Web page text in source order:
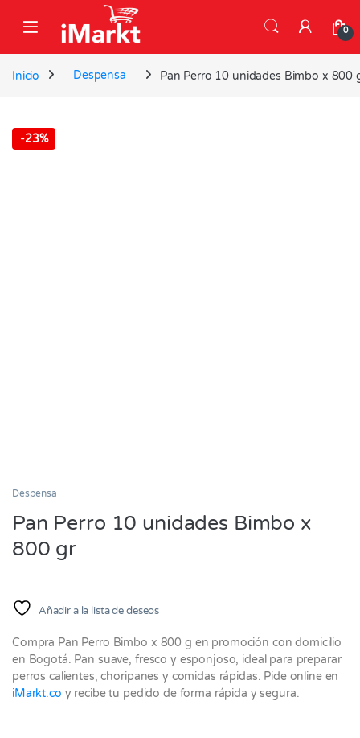
0
Inicio Despensa Pan Perro 10 unidades Bimbo x 800
-23%
Despensa
Pan Perro 10 unidades Bimbo x
800 gr
Añadir a la lista de deseos
Compra Pan Perro Bimbo x 800 g en promoción con domicilio
en Bogotá. Pan suave, fresco y esponjoso, ideal para preparar
perros calientes, choripanes y comidas rápidas. Pide online en
iMarkt.co y recibe tu pedido de forma rápida y segura.